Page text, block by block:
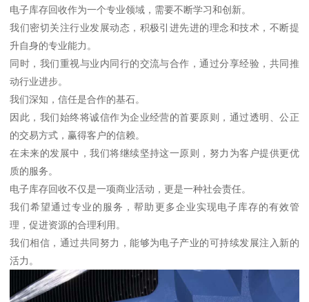
电子库存回收作为一个专业领域，需要不断学习和创新。
我们密切关注行业发展动态，积极引进先进的理念和技术，不断提
升自身的专业能力。
同时，我们重视与业内同行的交流与合作，通过分享经验，共同推
动行业进步。
我们深知，信任是合作的基石。
因此，我们始终将诚信作为企业经营的首要原则，通过透明、公正
的交易方式，赢得客户的信赖。
在未来的发展中，我们将继续坚持这一原则，努力为客户提供更优
质的服务。
电子库存回收不仅是一项商业活动，更是一种社会责任。
我们希望通过专业的服务，帮助更多企业实现电子库存的有效管
理，促进资源的合理利用。
我们相信，通过共同努力，能够为电子产业的可持续发展注入新的
活力。